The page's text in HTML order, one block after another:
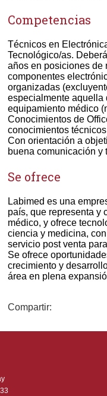
Competencias
Técnicos en
Tecnológico/as.
años en posiciones de
componentes
organizadas
especialmente aquella
equipamiento médico
Conocimientos de
conocimientos
Con orientación a
buena comunicación y
Se ofrece
Labimed es una
país, que representa y
médico, y ofrece
ciencia y medicina,
servicio post venta
Se ofrece
crecimiento y
área en plena
Compartir: